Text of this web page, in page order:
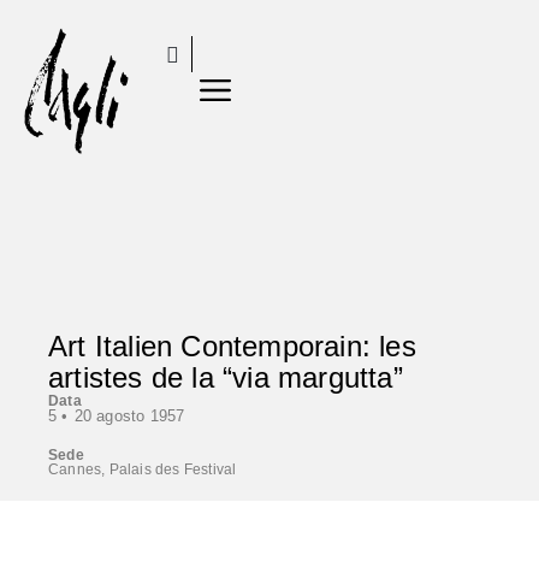
Art Italien Contemporain: les
artistes de la “via margutta”
Data
5 • 20 agosto 1957
Sede
Cannes, Palais des Festival